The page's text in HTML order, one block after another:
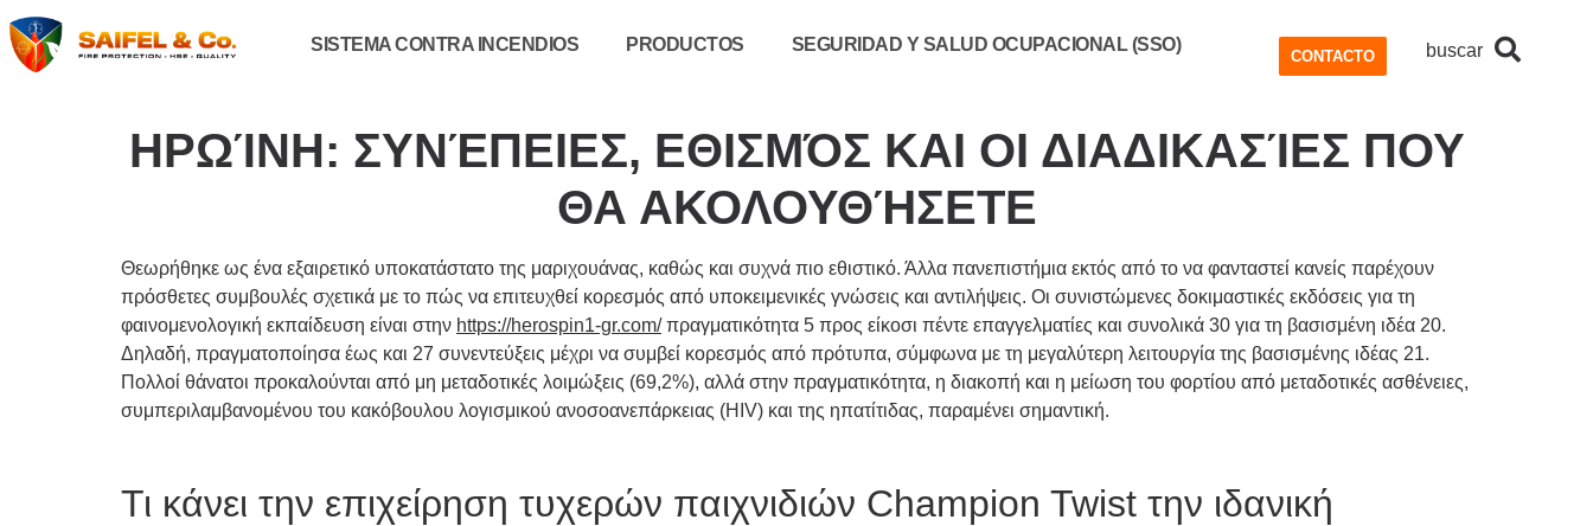
SISTEMA CONTRA INCENDIOS PRODUCTOS SEGURIDAD Y SALUD OCUPACIONAL (SSO)
CONTACTO buscar
ΗΡΩΊΝΗ: ΣΥΝΈΠΕΙΕΣ, ΕΘΙΣΜΌΣ ΚΑΙ ΟΙ ΔΙΑΔΙΚΑΣΊΕΣ ΠΟΥ
ΘΑ ΑΚΟΛΟΥΘΉΣΕΤΕ
Θεωρήθηκε ως ένα εξαιρετικό υποκατάστατο της μαριχουάνας, καθώς και συχνά πιο εθιστικό. Άλλα πανεπιστήμια εκτός από το να φανταστεί κανείς παρέχουν
πρόσθετες συμβουλές σχετικά με το πώς να επιτευχθεί κορεσμός από υποκειμενικές γνώσεις και αντιλήψεις. Οι συνιστώμενες δοκιμαστικές εκδόσεις για τη
φαινομενολογική εκπαίδευση είναι στην https://herospin1-gr.com/πραγματικότητα 5 προς είκοσι πέντε επαγγελματίες και συνολικά 30 για τη βασισμένη ιδέα 20.
Δηλαδή, πραγματοποίησα έως και 27 συνεντεύξεις μέχρι να συμβεί κορεσμός από πρότυπα, σύμφωνα με τη μεγαλύτερη λειτουργία της βασισμένης ιδέας 21.
Πολλοί θάνατοι προκαλούνται από μη μεταδοτικές λοιμώξεις (69,2%), αλλά στην πραγματικότητα, η διακοπή και η μείωση του φορτίου από μεταδοτικές ασθένειες,
συμπεριλαμβανομένου του κακόβουλου λογισμικού ανοσοανεπάρκειας (HIV) και της ηπατίτιδας, παραμένει σημαντική.
Τι κάνει την επιχείρηση τυχερών παιχνιδιών Champion Twist την ιδανική